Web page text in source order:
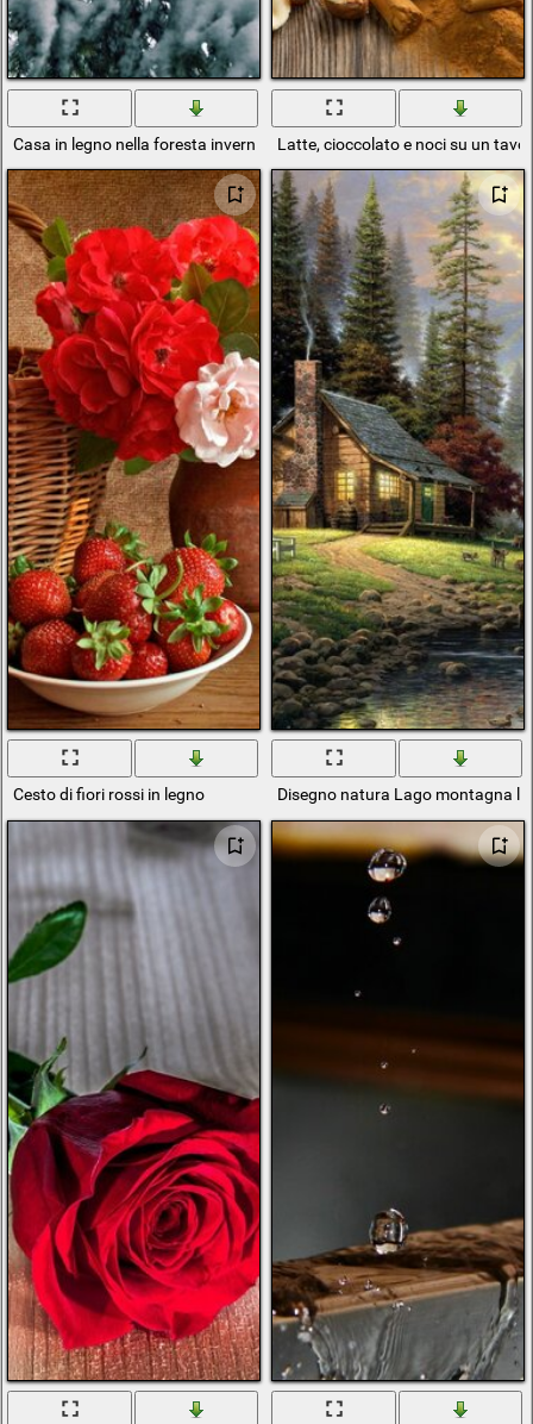
Casa in legno nella foresta invernale Latte, cioccolato e noci su un
Cesto di fiori rossi in legno Disegno natura Lago montagna